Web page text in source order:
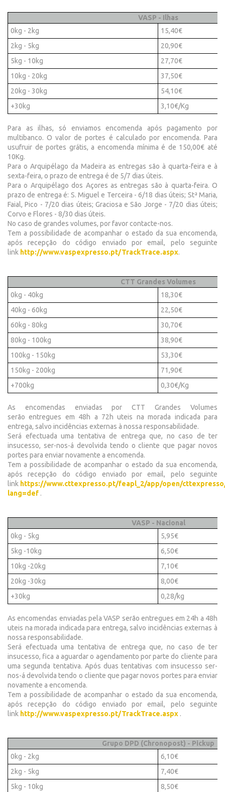
VASP - Ilhas
0kg - 2kg
15,40€
2kg - 5kg
20,90€
5kg - 10kg
27,70€
10kg - 20kg
37,50€
20kg - 30kg
54,10€
+30kg
3,10€/Kg
Para as ilhas, só enviamos encomenda após pagamento por
multibanco. O valor de portes é calculado por encomenda. Para
usufruir de portes grátis, a encomenda mínima é de 150,00€ até
10Kg.
Para o Arquipélago da Madeira as entregas são à quarta-feira e à
sexta-feira, o prazo de entrega é de 5/7 dias úteis.
Para o Arquipélago dos Açores as entregas são à quarta-feira. O
prazo de entrega é: S. Miguel e Terceira - 6/18 dias úteis; Stª Maria,
Faial, Pico - 7/20 dias úteis; Graciosa e São Jorge - 7/20 dias úteis;
Corvo e Flores - 8/30 dias úteis.
No caso de grandes volumes, por favor contacte-nos.
Tem a possibilidade de acompanhar o estado da sua encomenda,
após recepção do código enviado por email, pelo seguinte
link http://www.vaspexpresso.pt/TrackTrace.aspx.
CTT Grandes Volumes
0kg - 40kg
18,30€
40kg - 60kg
22,50€
60kg - 80kg
30,70€
80kg - 100kg
38,90€
100kg - 150kg
53,30€
150kg - 200kg
71,90€
+700kg
0,30€/Kg
As encomendas enviadas por CTT Grandes Volumes
serão entregues em 48h a 72h uteis na morada indicada para
entrega, salvo incidências externas à nossa responsabilidade.
Será efectuada uma tentativa de entrega que, no caso de ter
insucesso, ser-nos-á devolvida tendo o cliente que pagar novos
portes para enviar novamente a encomenda.
Tem a possibilidade de acompanhar o estado da sua encomenda,
após recepção do código enviado por email, pelo seguinte
link https://www.cttexpresso.pt/feapl_2/app/open/
lang=def .
VASP - Nacional
0kg - 5kg
5,95€
5kg -10kg
6,50€
10kg -20kg
7,10€
20kg -30kg
8,00€
+30kg
0,28/kg
As encomendas enviadas pela VASP serão entregues em 24h a 48h
uteis na morada indicada para entrega, salvo incidências externas à
nossa responsabilidade.
Será efectuada uma tentativa de entrega que, no caso de ter
insucesso, fica a aguardar o agendamento por parte do cliente para
uma segunda tentativa. Após duas tentativas com insucesso ser-
nos-á devolvida tendo o cliente que pagar novos portes para enviar
novamente a encomenda.
Tem a possibilidade de acompanhar o estado da sua encomenda,
após recepção do código enviado por email, pelo seguinte
link http://www.vaspexpresso.pt/TrackTrace.aspx .
Grupo DPD (Chronopost) - Pickup
0kg - 2kg
6,10€
2kg - 5kg
7,40€
5kg - 10kg
8,50€